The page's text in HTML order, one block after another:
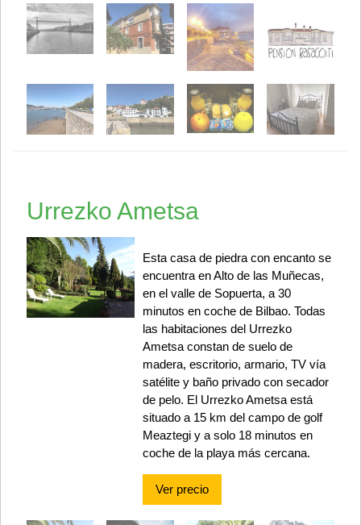
Urrezko Ametsa
Esta casa de piedra con encanto se
encuentra en Alto de las Muñecas,
en el valle de Sopuerta, a 30
minutos en coche de Bilbao. Todas
las habitaciones del Urrezko
Ametsa constan de suelo de
madera, escritorio, armario, TV vía
satélite y baño privado con secador
de pelo. El Urrezko Ametsa está
situado a 15 km del campo de golf
Meaztegi y a solo 18 minutos en
coche de la playa más cercana.
Ver precio